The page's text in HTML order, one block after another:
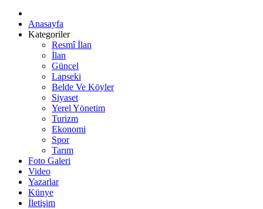
Anasayfa
Kategoriler
Resmî İlan
İlan
Güncel
Lapseki
Belde Ve Köyler
Siyaset
Yerel Yönetim
Turizm
Ekonomi
Spor
Tarım
Foto Galeri
Video
Yazarlar
Künye
İletişim